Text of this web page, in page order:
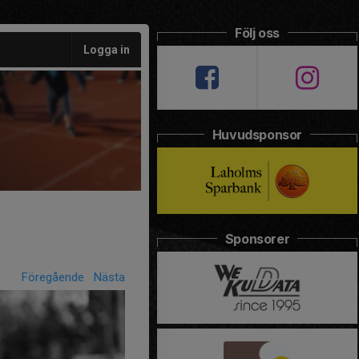
Logga in
Föregående Nästa
Följ oss
Huvudsponsor
Sponsorer